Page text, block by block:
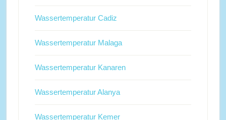
Wassertemperatur Cadiz
Wassertemperatur Malaga
Wassertemperatur Kanaren
Wassertemperatur Alanya
Wassertemperatur Kemer